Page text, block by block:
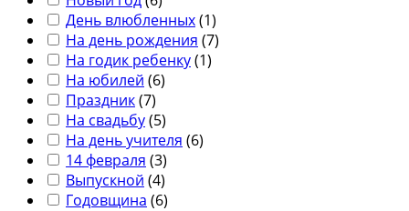
День влюбленных(1)
На день рождения (7)
На годик ребенку(1)
На юбилей (6)
Праздник(7)
На свадьбу(5)
На день учителя (6)
14 февраля (3)
Выпускной (4)
Годовщина (6)